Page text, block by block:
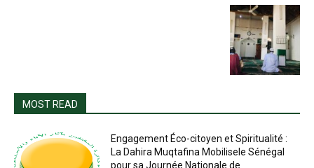
MOST READ
Engagement Éco-citoyen et Spiritualité :
La Dahira Muqtafina Mobilisele Sénégal
pour sa Journée Nationale de